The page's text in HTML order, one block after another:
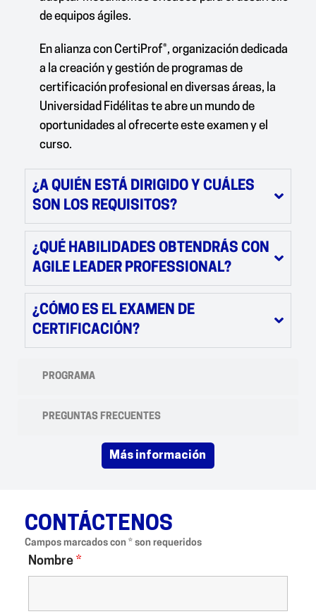
PROGRAMA
PREGUNTAS FRECUENTES
de equipos ágiles.
En alianza con CertiProf®, organización dedicada
a la creación y gestión de programas de
certificación profesional en diversas áreas, la
Universidad Fidélitas te abre un mundo de
oportunidades al ofrecerte este examen y el
curso.
¿A QUIÉN ESTÁ DIRIGIDO Y CUÁLES
SON LOS REQUISITOS?
¿QUÉ HABILIDADES OBTENDRÁS CON
AGILE LEADER PROFESSIONAL?
¿CÓMO ES EL EXAMEN DE
CERTIFICACIÓN?
más información
CONTÁCTENOS
Campos marcados con * son requeridos
Nombre *